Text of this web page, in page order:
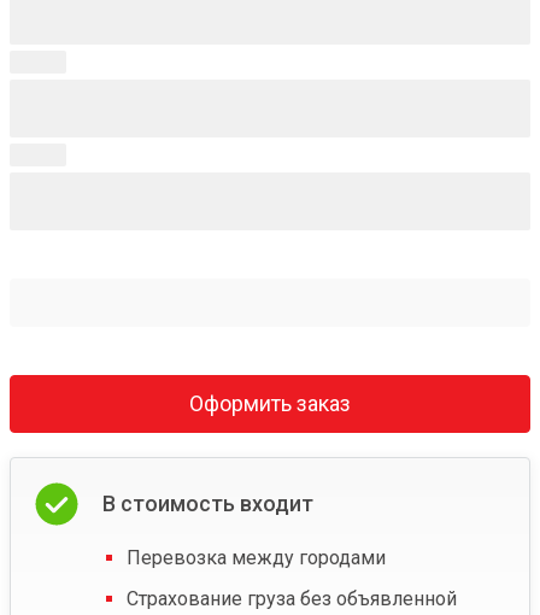
Оформить заказ
В стоимость входит
Перевозка между городами
Страхование груза без объявленной